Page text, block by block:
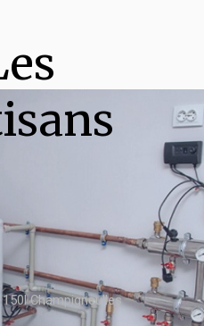
Champigneulles